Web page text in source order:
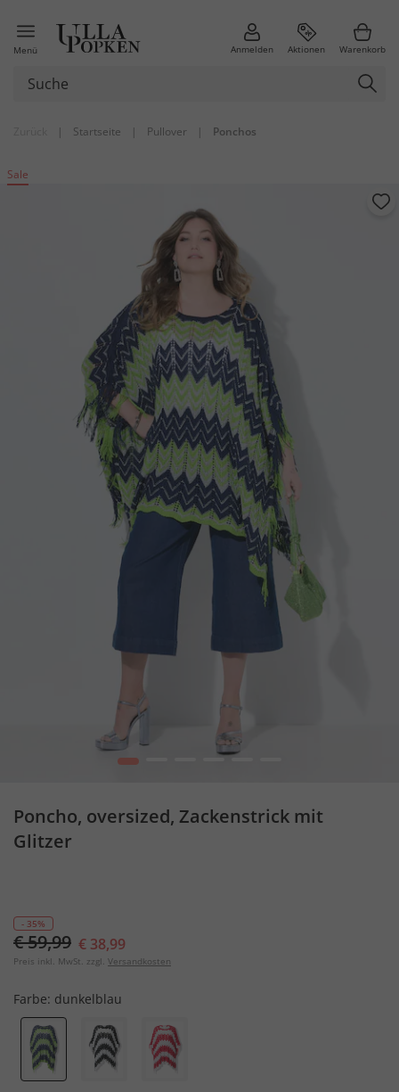
Menü Anmelden Aktionen Warenkorb
| Startseite | Pullover | Ponchos
Sale
1
Poncho, oversized, Zackenstrick mit
Glitzer
- 35%
€ 59,99 € 38,99
Preis inkl. MwSt. zzgl. Versandkosten
Farbe: dunkelblau